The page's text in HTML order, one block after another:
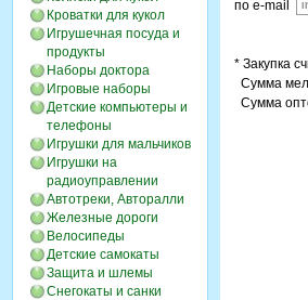
Кроватки для кукол
Игрушечная посуда и
продукты
Наборы доктора
Игровые наборы
Детские компьютеры и
телефоны
Игрушки для мальчиков
Игрушки на
радиоуправлении
Автотреки, Авторалли
Железные дороги
Велосипеды
Детские самокаты
Защита и шлемы
Снегокаты и санки
по e-mail
* Закупка
Сумма
Сумма